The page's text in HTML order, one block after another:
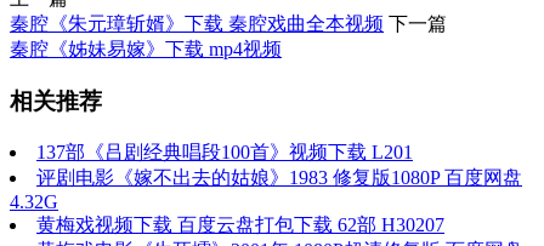
秦腔《朱元璋斩婿》下载 秦腔戏曲全本视频 下一篇
秦腔《姊妹易嫁》下载 mp4视频
相关推荐
137部《吕剧经典唱段100首》视频下载 L201
评剧电影《嫁不出去的姑娘》1983 修复版1080P 百度网盘
4.32G
黄梅戏视频下载 百度云盘打包下载 62部 H30207